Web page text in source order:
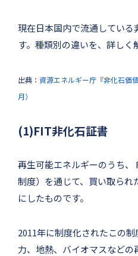
現在日本国内で流通している
す。種類別の違いを、詳しく
出典： 資源エネルギー庁『非化石価
月）
(1)FIT非化石証書
再生可能エネルギーのうち
制度）を通じて、買い取られ
にしたものです。
2011年に制度化されたこの
力、地熱、バイオマスなど